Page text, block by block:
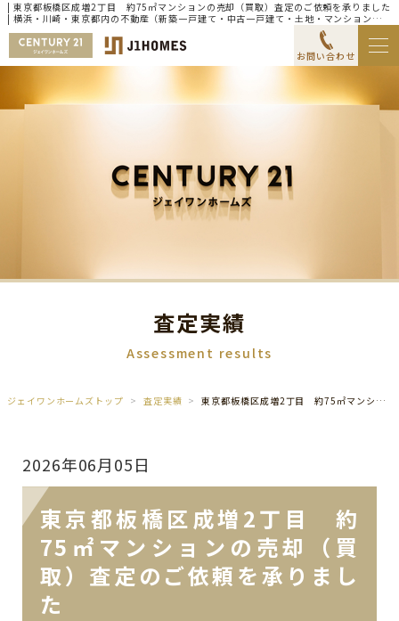
| 東京都板橋区成増2丁目 約75㎡マンションの売却（買取）査定のご依頼を承りました
| 横浜・川崎・東京都内の不動産（新築一戸建て・中古一戸建て・土地・マンション）な
らセンチュリー21ジェイワンホームズ
お問い合わせ
査定実績
Assessment results
ジェイワンホームズトップ 査定実績 東京都板橋区成増2丁目 約75㎡マンションの売却（買取）査定のご依頼を承りました
2026年06月05日
東京都板橋区成増2丁目 約
75㎡マンションの売却（買
取）査定のご依頼を承りまし
た